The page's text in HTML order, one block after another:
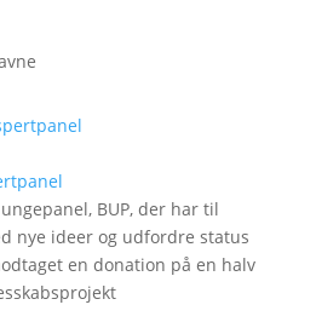
BUP, der har til
nye ideer og udfordre status
en donation på en halv